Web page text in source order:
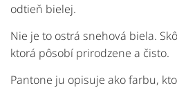
odtieň bielej.
Nie je to ostrá snehová biela.
ktorá pôsobí prirodzene a čisto.
Pantone ju opisuje akofarbu,